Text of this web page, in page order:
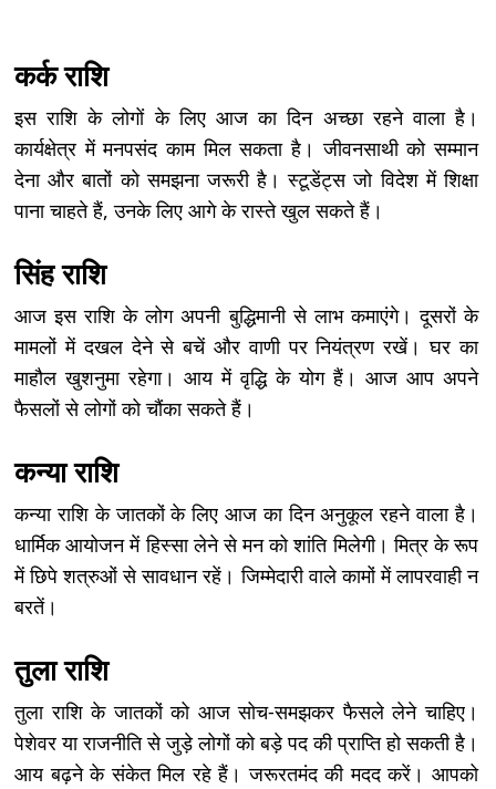
कर्क राशि
इस राशि के लोगों के लिए आज का दिन अच्छा रहने वाला है।
कार्यक्षेत्र में मनपसंद काम मिल सकता है। जीवनसाथी को सम्मान
देना और बातों को समझना जरूरी है। स्टूडेंट्स जो विदेश में शिक्षा
पाना चाहते हैं, उनके लिए आगे के रास्ते खुल सकते हैं।
सिंह राशि
आज इस राशि के लोग अपनी बुद्धिमानी से लाभ कमाएंगे। दूसरों के
मामलों में दखल देने से बचें और वाणी पर नियंत्रण रखें। घर का
माहौल खुशनुमा रहेगा। आय में वृद्धि के योग हैं। आज आप अपने
फैसलों से लोगों को चौंका सकते हैं।
कन्या राशि
कन्या राशि के जातकों के लिए आज का दिन अनुकूल रहने वाला है।
धार्मिक आयोजन में हिस्सा लेने से मन को शांति मिलेगी। मित्र के रूप
में छिपे शत्रुओं से सावधान रहें। जिम्मेदारी वाले कामों में लापरवाही न
बरतें।
तुला राशि
तुला राशि के जातकों को आज सोच-समझकर फैसले लेने चाहिए।
पेशेवर या राजनीति से जुड़े लोगों को बड़े पद की प्राप्ति हो सकती है।
आय बढ़ने के संकेत मिल रहे हैं। जरूरतमंद की मदद करें। आपको